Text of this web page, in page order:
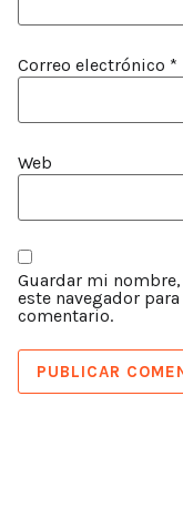
Correo electrónico *
Web
Guardar mi
este navegador
comentario.